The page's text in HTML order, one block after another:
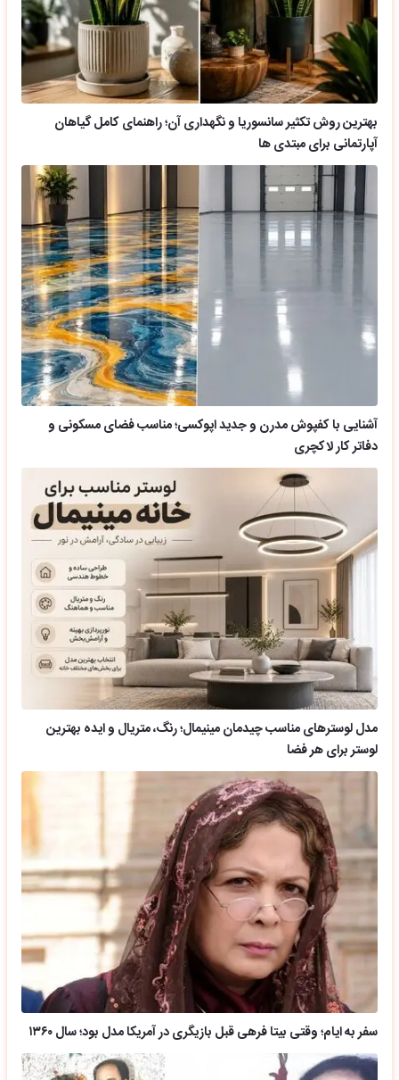
بهترین روش تکثیر سانسوریا و نگهداری آن؛ راهنمای کامل گیاهان
آپارتمانی برای مبتدی ها
آشنایی با کفپوش مدرن و جدید اپوکسی؛ مناسب فضای مسکونی و
دفاتر کار لاکچری
مدل لوسترهای مناسب چیدمان مینیمال؛ رنگ، متریال و ایده بهترین
لوستر برای هر فضا
سفر به ایام؛ وقتی بیتا فرهی قبل بازیگری در آمریکا مدل بود؛ سال ۱۳۶۰